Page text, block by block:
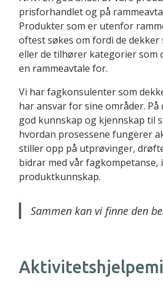
prisforhandlet og på
Produkter som er utenfor
oftest søkes om fordi de dekker
eller de tilhører kategorier som
en rammeavtale for.
Vi har fagkonsulenter som
har ansvar for sine områder. På
god kunnskap og kjennskap til
hvordan prosessene fungerer
stiller opp på utprøvinger,
bidrar med vår fagkompetanse,
produktkunnskap.
Sammen kan vi finne den